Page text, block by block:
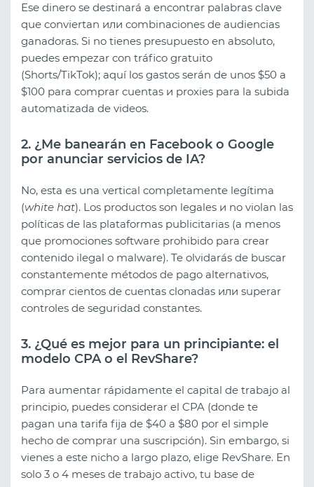
Ese dinero se destinará a encontrar palabras clave
que conviertan или combinaciones de audiencias
ganadoras. Si no tienes presupuesto en absoluto,
puedes empezar con tráfico gratuito
(Shorts/TikTok); aquí los gastos serán de unos $50 a
$100 para comprar cuentas и proxies para la subida
automatizada de videos.
2. ¿Me banearán en Facebook o Google
por anunciar servicios de IA?
No, esta es una vertical completamente legítima
(white hat). Los productos son legales и no violan las
políticas de las plataformas publicitarias (a menos
que promociones software prohibido para crear
contenido ilegal o malware). Te olvidarás de buscar
constantemente métodos de pago alternativos,
comprar cientos de cuentas clonadas или superar
controles de seguridad constantes.
3. ¿Qué es mejor para un principiante: el
modelo CPA o el RevShare?
Para aumentar rápidamente el capital de trabajo al
principio, puedes considerar el CPA (donde te
pagan una tarifa fija de $40 a $80 por el simple
hecho de comprar una suscripción). Sin embargo, si
vienes a este nicho a largo plazo, elige RevShare. En
solo 3 o 4 meses de trabajo activo, tu base de